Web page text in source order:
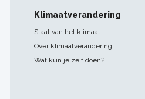
Klimaatverandering
Staat van het klimaat
Over klimaatverandering
Wat kun je zelf doen?